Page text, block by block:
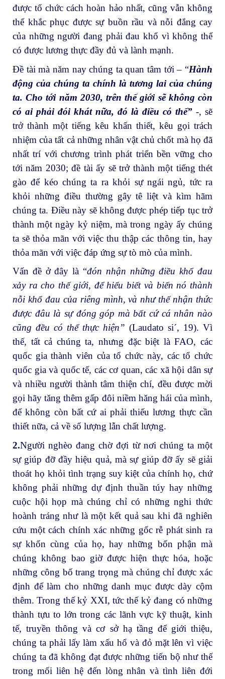
được tổ chức cách hoàn hảo nhất, cũng vẫn không
thể khắc phục được sự buồn rầu và nỗi đắng cay
của những người đang phải đau khổ vì không thể
có được lương thực đầy đủ và lành mạnh.
Đề tài mà năm nay chúng ta quan tâm tới – “Hành
động của chúng ta chính là tương lai của chúng
ta. Cho tới năm 2030, trên thế giới sẽ không còn
có ai phải đói khát nữa, đó là điều có thể” -, sẽ
trở thành một tiếng kêu khẩn thiết, kêu gọi trách
nhiệm của tất cả những nhân vật chủ chốt mà họ đã
nhất trí với chương trình phát triển bền vững cho
tới năm 2030; đề tài ấy sẽ trở thành một tiếng thét
gào để kéo chúng ta ra khỏi sự ngái ngủ, tức ra
khỏi những điều thường gây tê liệt và kìm hãm
chúng ta. Điều này sẽ không được phép tiếp tục trở
thành một ngày kỷ niệm, mà trong ngày ấy chúng
ta sẽ thỏa mãn với việc thu thập các thông tin, hay
thỏa mãn với việc đáp ứng sự tò mò của mình.
Vấn đề ở đây là “đón nhận những điều khổ đau
xảy ra cho thế giới, để hiểu biết và biến nó thành
nỗi khổ đau của riêng mình, và như thế nhận thức
được đâu là sự đóng góp mà bất cứ cá nhân nào
cũng đều có thể thực hiện” (Laudato si´, 19). Vì
thế, tất cả chúng ta, nhưng đặc biệt là FAO, các
quốc gia thành viên của tổ chức này, các tổ chức
quốc gia và quốc tế, các cơ quan, các xã hội dân sự
và nhiều người thành tâm thiện chí, đều được mời
gọi hãy tăng thêm gấp đôi niềm hăng hái của mình,
để không còn bất cứ ai phải thiếu lương thực cần
thiết nữa, cả về số lượng lẫn chất lượng.
2.Người nghèo đang chờ đợi từ nơi chúng ta một
sự giúp đỡ đầy hiệu quả, mà sự giúp đỡ ấy sẽ giải
thoát họ khỏi tình trạng suy kiệt của chính họ, chứ
không phải những dự định thuần túy hay những
cuộc hội họp mà chúng chỉ có những nghi thức
hoành tráng như là một kết quả sau khi đã nghiên
cứu một cách chính xác những gốc rễ phát sinh ra
sự khốn cùng của họ, hay những bổn phận mà
chúng không bao giờ được hiện thực hóa, hoặc
những công bố trang trọng mà chúng chỉ được xác
định để làm cho những danh mục được dày cộm
thêm. Trong thế kỷ XXI, tức thế kỷ đang có những
thành tựu to lớn trong các lãnh vực kỹ thuật, kinh
tế, truyền thông và cơ sở hạ tầng để giới thiệu,
chúng ta phải lấy làm xấu hổ và đỏ mặt lên vì việc
chúng ta đã không đạt được những tiến bộ như thế
trong mối liên hệ đến lòng nhân và tình liên đới